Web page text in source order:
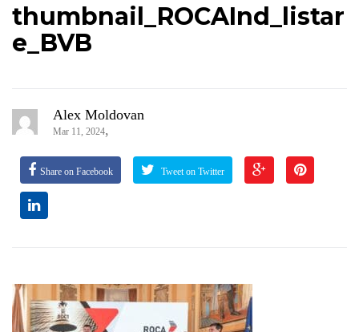
thumbnail_ROCAInd_listar
e_BVB
Alex Moldovan
Mar 11, 2024,
Share on Facebook Tweet on Twitter